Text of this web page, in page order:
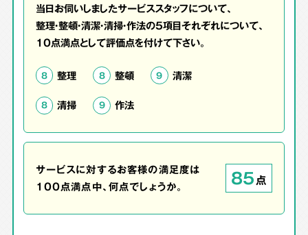
当日お伺いしましたサービススタッフについて、
整理・整頓・清潔・清掃・作法の5項目それぞれについて、
10点満点として評価点を付けて下さい。
8 整理 8 整頓 9 清潔
8 清掃 9 作法
サービスに対するお客様の満足度は
100点満点中、何点でしょうか。
85点